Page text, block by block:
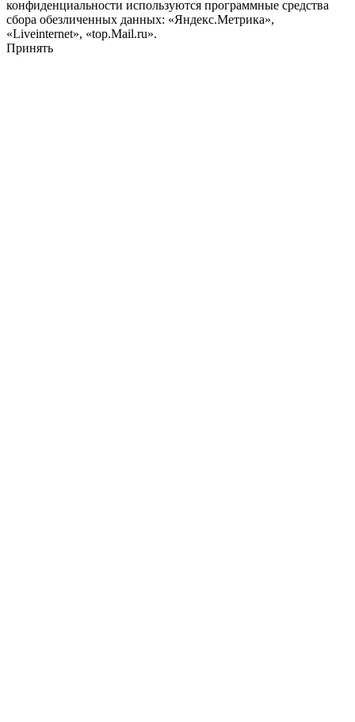
конфиденциальности используются программные средства
сбора обезличенных данных: «Яндекс.Метрика»,
«Liveinternet», «top.Mail.ru».
Принять